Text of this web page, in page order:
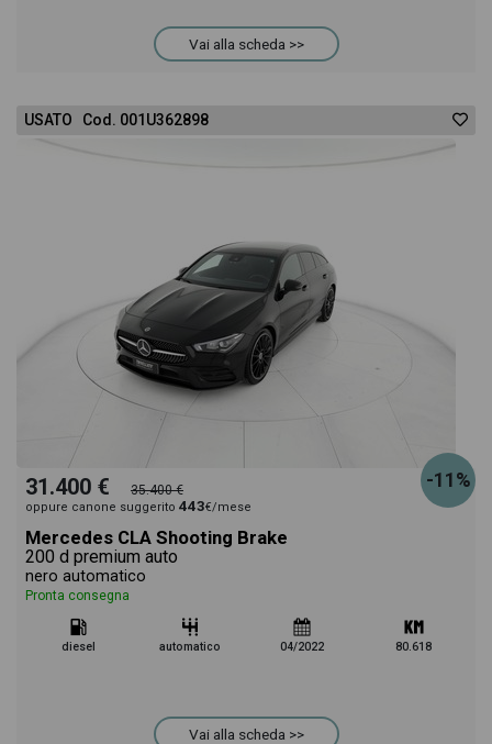
acquistarlo online! All'interno della pagina Mercedes
Classe C SW d Executive auto troverai anche il
listino prezzi, eventuale offerta e rata consigliata
Vai alla scheda >>
USATO Cod. 001U362898
-11%
31.400 € 35.400 €
oppure canone suggerito 443€/mese
Mercedes CLA Shooting Brake
200 d premium auto
nero automatico
Pronta consegna
diesel automatico 04/2022 80.618
Vai alla scheda >>